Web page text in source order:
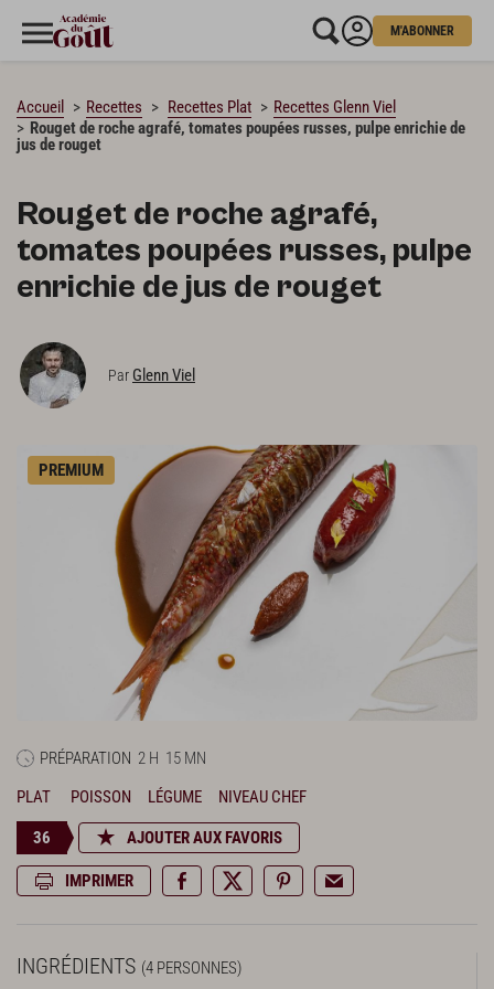
M'ABONNER
Accueil Recettes Recettes Plat
Recettes Glenn Viel
Rouget de roche agrafé, tomates poupées russes, pulpe enrichie de
jus de rouget
Rouget de roche agrafé,
tomates poupées russes, pulpe
enrichie de jus de rouget
Par Glenn Viel
PREMIUM
PRÉPARATION 2 H 15 MN
PLAT
POISSON LÉGUME NIVEAU CHEF
36 AJOUTER AUX FAVORIS
IMPRIMER
INGRÉDIENTS (4 PERSONNES)
CHARGEMENT…